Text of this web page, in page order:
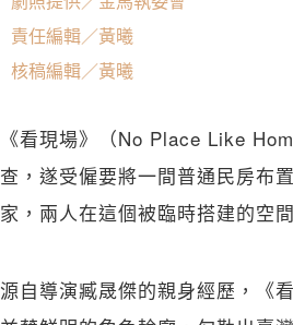
責任編輯／黃曦
核稿編輯／黃曦
《看現場》（No Place Like
查，遂受僱要將一間普通民房布
家，兩人在這個被臨時搭建的空
源自導演臧晟傑的親身經歷，《